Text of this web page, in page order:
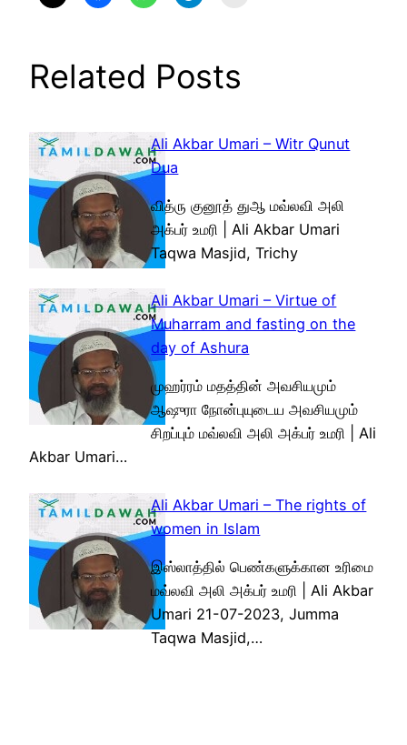
Related Posts
Ali Akbar Umari – Witr Qunut
Dua
வித்ரு குனூத் துஆ மவ்லவி அலி
அக்பர் உமரி | Ali Akbar Umari
Taqwa Masjid, Trichy
Ali Akbar Umari – Virtue of
Muharram and fasting on the
day of Ashura
முஹர்ரம் மதத்தின் அவசியமும்
ஆஷுரா நோன்புயுடைய அவசியமும்
சிறப்பும் மவ்லவி அலி அக்பர் உமரி | Ali
Akbar Umari…
Ali Akbar Umari – The rights of
women in Islam
இஸ்லாத்தில் பெண்களுக்கான உரிமை
மவ்லவி அலி அக்பர் உமரி | Ali Akbar
Umari 21-07-2023, Jumma
Taqwa Masjid,…